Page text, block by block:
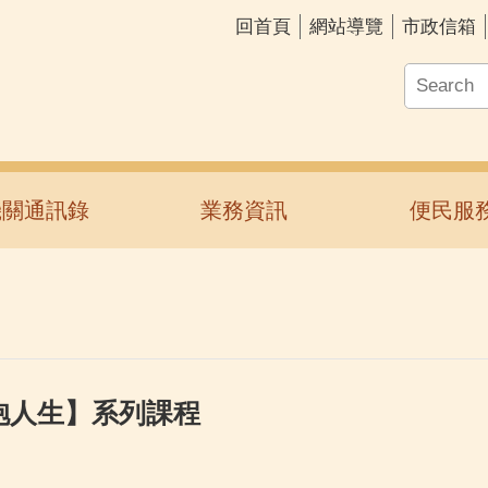
回首頁 網站導覽 市政信箱
通訊錄 業務資訊 便民服
人生】系列課程